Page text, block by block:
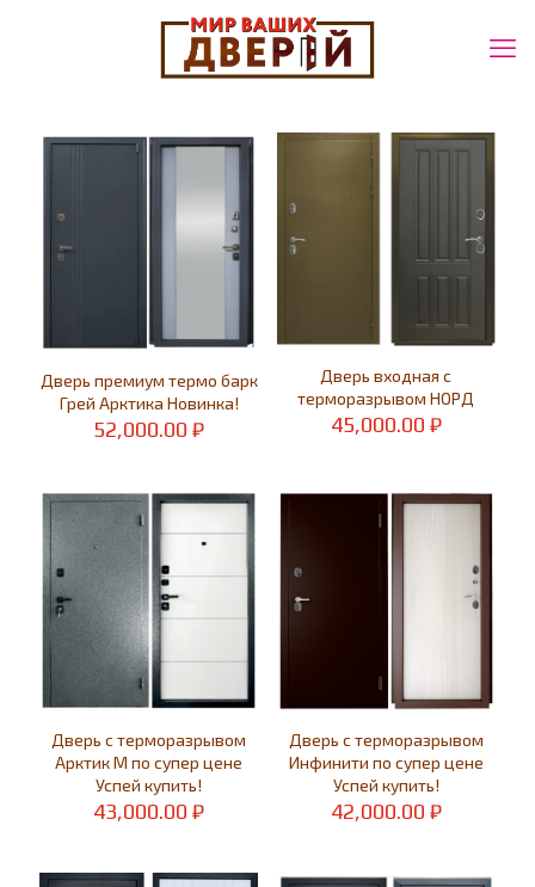
Дверь премиум термо барк
Грей Арктика Новинка!
52,000.00₽
Дверь входная с
терморазрывом НОРД
45,000.00 ₽
Дверь с терморазрывом
Арктик М по супер цене
Успей купить!
43,000.00₽
Дверь с терморазрывом
Инфинити по супер цене
Успей купить!
42,000.00 ₽